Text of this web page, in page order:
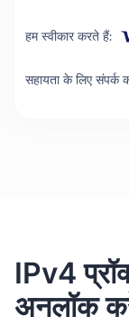
हम स्वीकार करते हैं:
सहायता के लिए संपर्क
IPv4
अनलॉक